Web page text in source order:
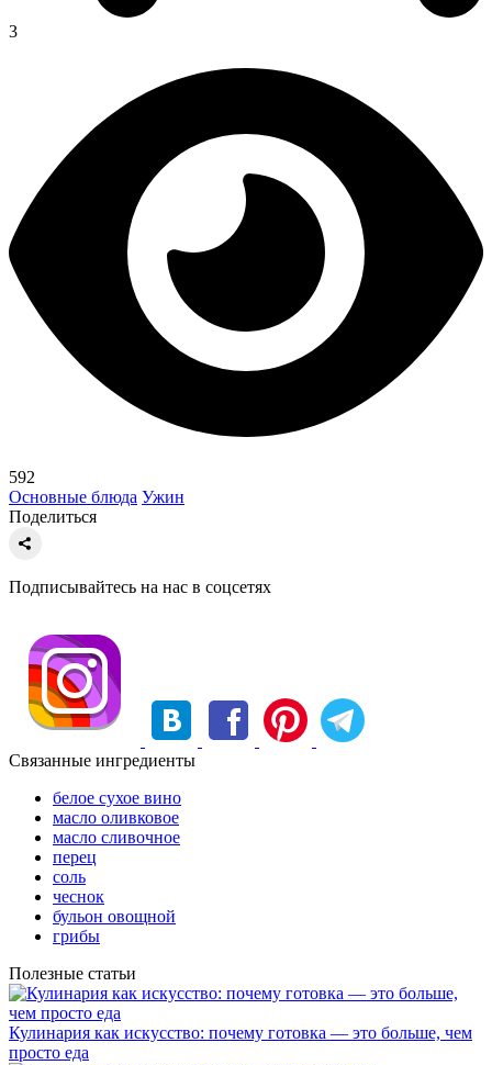
3
592
Основные блюда Ужин
Поделиться
Подписывайтесь на нас в соцсетях
Связанные ингредиенты
белое сухое вино
масло оливковое
масло сливочное
перец
соль
чеснок
бульон овощной
грибы
Полезные статьи
Кулинария как искусство: почему готовка — это больше, чем
просто еда